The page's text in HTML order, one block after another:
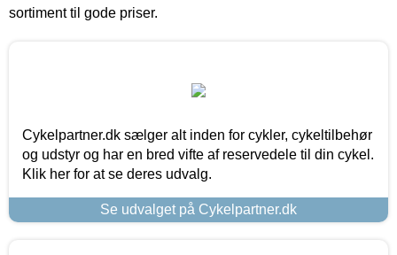
sortiment til gode priser.
Cykelpartner.dk sælger alt inden for cykler, cykeltilbehør
og udstyr og har en bred vifte af reservedele til din cykel.
Klik her for at se deres udvalg.
Se udvalget på Cykelpartner.dk